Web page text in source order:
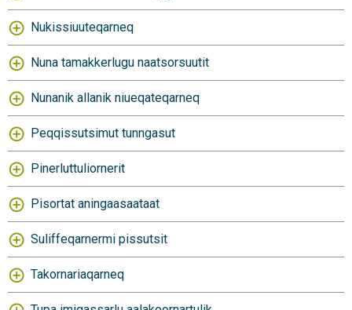
Nukissiuuteqarneq
Nuna tamakkerlugu naatsorsuutit
Nunanik allanik niueqateqarneq
Peqqissutsimut tunngasut
Pinerluttuliornerit
Pisortat aningaasaataat
Suliffeqarnermi pissutsit
Takornariaqarneq